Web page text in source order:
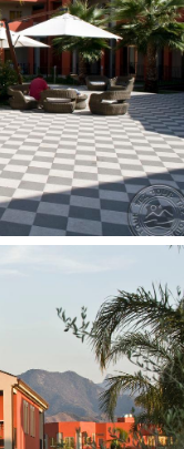
mokestį
(privačiame
įskaičiuota į
iki 24/09 du gultai
tipo
eilės nuo jūros